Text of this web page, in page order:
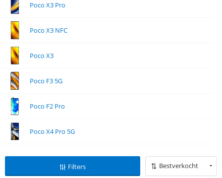
Poco X3 Pro
Poco X3 NFC
Poco X3
Poco F3 5G
Poco F2 Pro
Poco X4 Pro 5G
Filters Bestverkocht